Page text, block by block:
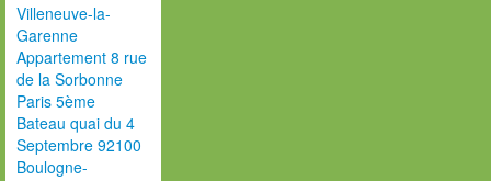
Villeneuve-la-
Garenne
Appartement 8 rue
de la Sorbonne
Paris 5ème
Bateau quai du 4
Septembre 92100
Boulogne-